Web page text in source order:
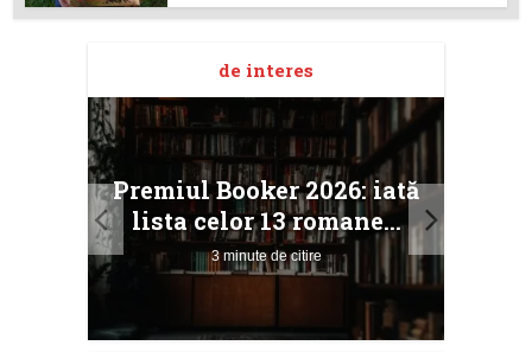
de interes
Premiul Booker 2026: iată
lista celor 13 romane...
3 minute de citire